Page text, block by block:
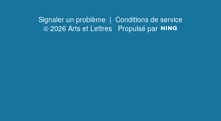
Signaler un problème | Conditions de service
© 2026 Arts et Lettres Propulsé par